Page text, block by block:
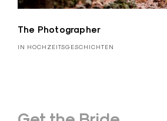
The Photographer
IN HOCHZEITSGESCHICHTEN